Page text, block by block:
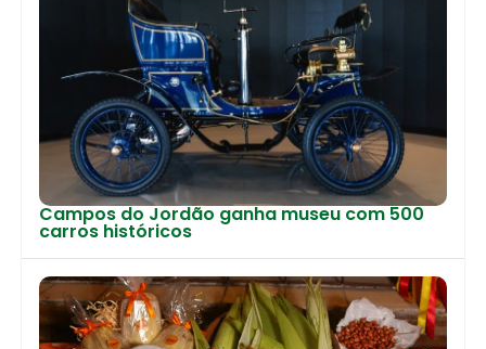
Campos do Jordão ganha museu com 500
carros históricos